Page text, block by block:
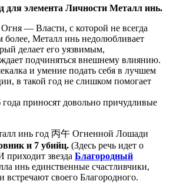
для элемента Личности Металл инь.
— Власти, с которой не всегда
более, Металл инь недолюбливает
делает его уязвимым,
подчиняться внешнему влиянию.
и умение подать себя в лучшем
в такой год не слишком помогает
приносят довольно причудливые
инь год 丙午 Огненной Лошади
и 7 убийц. (Здесь речь идет о
приходит звезда Благородный
инь единственные счастливчики,
своего Благородного.